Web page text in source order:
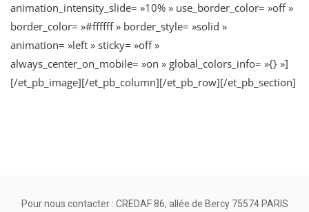
animation_intensity_slide= »10% » use_border_color= »off »
border_color= »#ffffff » border_style= »solid »
animation= »left » sticky= »off »
always_center_on_mobile= »on » global_colors_info= »{} »]
[/et_pb_image][/et_pb_column][/et_pb_row][/et_pb_section]
Pour nous contacter : CREDAF 86, allée de Bercy 75574 PARIS